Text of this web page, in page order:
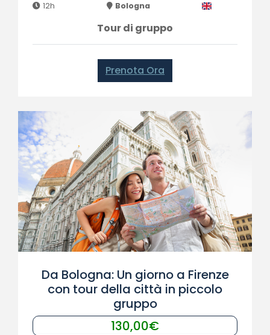
12h Bologna
Tour di gruppo
Prenota Ora
Da Bologna: Un giorno a Firenze
con tour della città in piccolo
gruppo
130,00€